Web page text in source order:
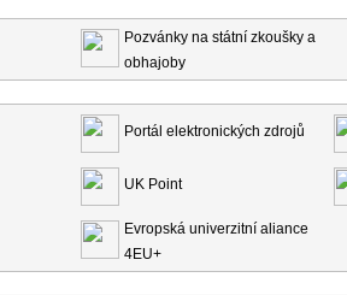
Pozvánky na státní zkoušky a
obhajoby
Portál elektronických zdrojů
UK Point
Evropská univerzitní aliance
4EU+